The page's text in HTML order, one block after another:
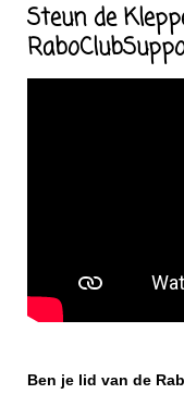
Steun de
Ben je lid van de